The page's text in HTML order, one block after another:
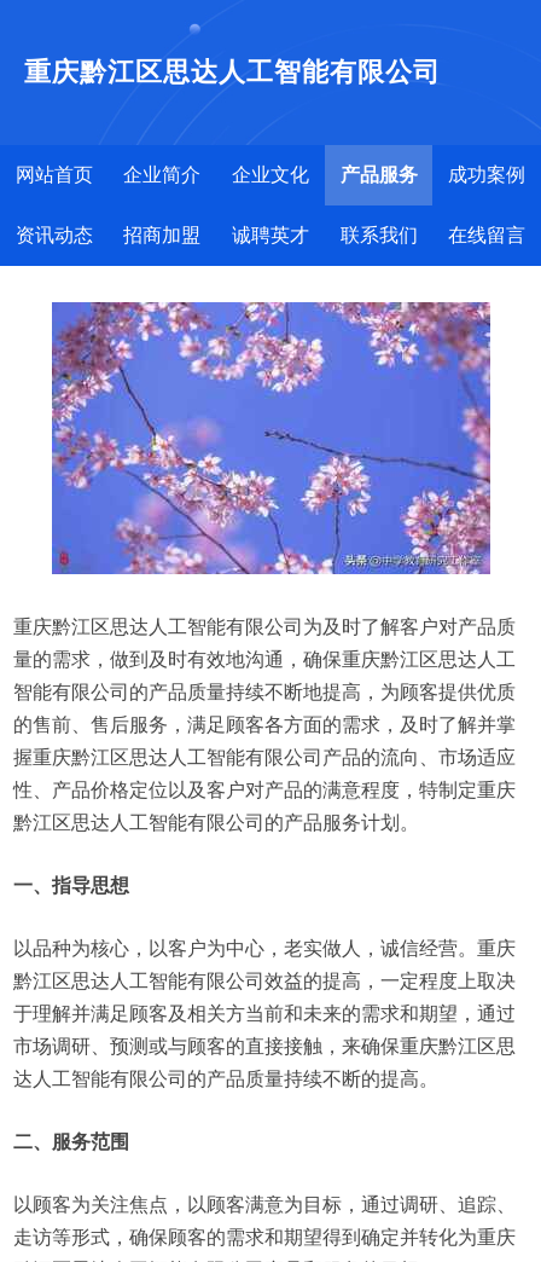
重庆黔江区思达人工智能有限公司
网站首页 企业简介 企业文化 产品服务 成功案例
资讯动态 招商加盟 诚聘英才 联系我们 在线留言
重庆黔江区思达人工智能有限公司为及时了解客户对产品质
量的需求，做到及时有效地沟通，确保重庆黔江区思达人工
智能有限公司的产品质量持续不断地提高，为顾客提供优质
的售前、售后服务，满足顾客各方面的需求，及时了解并掌
握重庆黔江区思达人工智能有限公司产品的流向、市场适应
性、产品价格定位以及客户对产品的满意程度，特制定重庆
黔江区思达人工智能有限公司的产品服务计划。
一、指导思想
以品种为核心，以客户为中心，老实做人，诚信经营。重庆
黔江区思达人工智能有限公司效益的提高，一定程度上取决
于理解并满足顾客及相关方当前和未来的需求和期望，通过
市场调研、预测或与顾客的直接接触，来确保重庆黔江区思
达人工智能有限公司的产品质量持续不断的提高。
二、服务范围
以顾客为关注焦点，以顾客满意为目标，通过调研、追踪、
走访等形式，确保顾客的需求和期望得到确定并转化为重庆